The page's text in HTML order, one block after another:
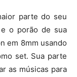
parte do seu
o porão de sua
em 8mm usando
set. Sua parte
as músicas para